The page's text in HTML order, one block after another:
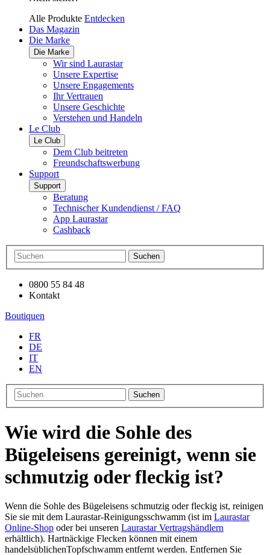
Alle Produkte Entdecken
Das Magazin
Die Marke
Die Marke
Wir sind Laurastar
Unsere Expertise
Unsere Engagements
Ihr Vertrauen
Unsere Geschichte
Verstehen und Handeln
Le Club
Le Club
Dem Club beitreten
Freundschaftswerbung
Support
Support
Beratung
Technischer Kundendienst / FAQ
App Laurastar
Cashback
Suchen
0800 55 84 48
Kontakt
Boutiquen
FR
DE
IT
EN
Suchen
Wie wird die Sohle des
Bügeleisens gereinigt, wenn sie
schmutzig oder fleckig ist?
Wenn die Sohle des Bügeleisens schmutzig oder fleckig ist, reinigen
Sie sie mit dem Laurastar-Reinigungsschwamm (ist im Laurastar
Online-Shop oder bei unseren Laurastar Vertragshändlern
erhältlich). Hartnäckige Flecken können mit einem
handelsüblichenTopfschwamm entfernt werden. Entfernen Sie